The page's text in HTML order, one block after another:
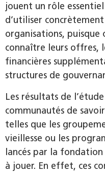
jouent un rôle
d’utiliser concrètement
organisations, puisque
connaître leurs offres,
financières
structures de
Les résultats de
communautés de
telles que les
vieillesse ou les
lancés par la
à jouer. En effet, ces